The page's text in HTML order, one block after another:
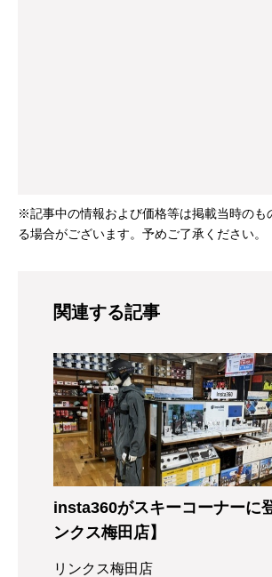
※記事中の情報および価格等は掲載当時のも
る場合がございます。予めご了承ください。
関連する記事
insta360がスキーコーナーに
ンクス梅田店】
リンクス梅田店